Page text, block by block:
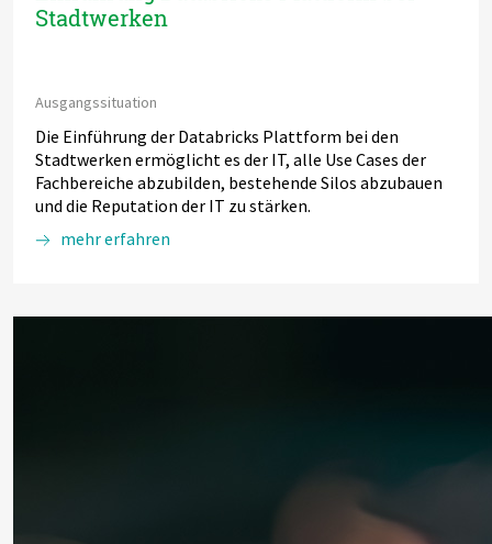
Stadtwerken
Ausgangssituation
Die Einführung der Databricks Plattform bei den
Stadtwerken ermöglicht es der IT, alle Use Cases der
Fachbereiche abzubilden, bestehende Silos abzubauen
und die Reputation der IT zu stärken.
mehr erfahren